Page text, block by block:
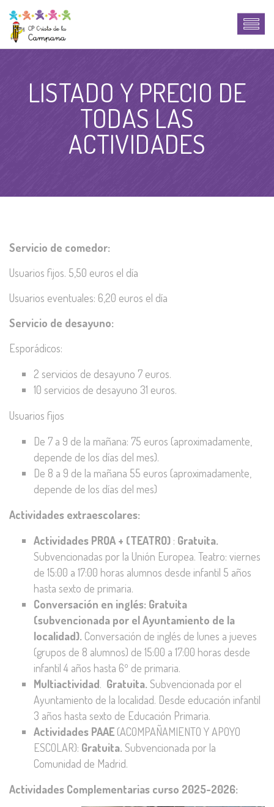
LISTADO Y PRECIO DE
TODAS LAS
ACTIVIDADES
Servicio de comedor:
Usuarios fijos. 5,50 euros el día
Usuarios eventuales: 6,20 euros el día
Servicio de desayuno:
Esporádicos:
2 servicios de desayuno 7 euros.
10 servicios de desayuno 31 euros.
Usuarios fijos
De 7 a 9 de la mañana: 75 euros (aproximadamente,
depende de los días del mes).
De 8 a 9 de la mañana 55 euros (aproximadamente,
depende de los días del mes)
Actividades extraescolares:
Actividades PROA + (TEATRO) : Gratuita.
Subvencionadas por la Unión Europea. Teatro: viernes
de 15:00 a 17:00 horas alumnos desde infantil 5 años
hasta sexto de primaria.
Conversación en inglés: Gratuita
(subvencionada por el Ayuntamiento de la
localidad). Conversación de inglés de lunes a jueves
(grupos de 8 alumnos) de 15:00 a 17:00 horas desde
infantil 4 años hasta 6º de primaria.
Multiactividad. Gratuita. Subvencionada por el
Ayuntamiento de la localidad. Desde educación infantil
3 años hasta sexto de Educación Primaria.
Actividades PAAE (ACOMPAÑAMIENTO Y APOYO
ESCOLAR): Gratuita. Subvencionada por la
Comunidad de Madrid.
Actividades Complementarias curso 2025-2026: